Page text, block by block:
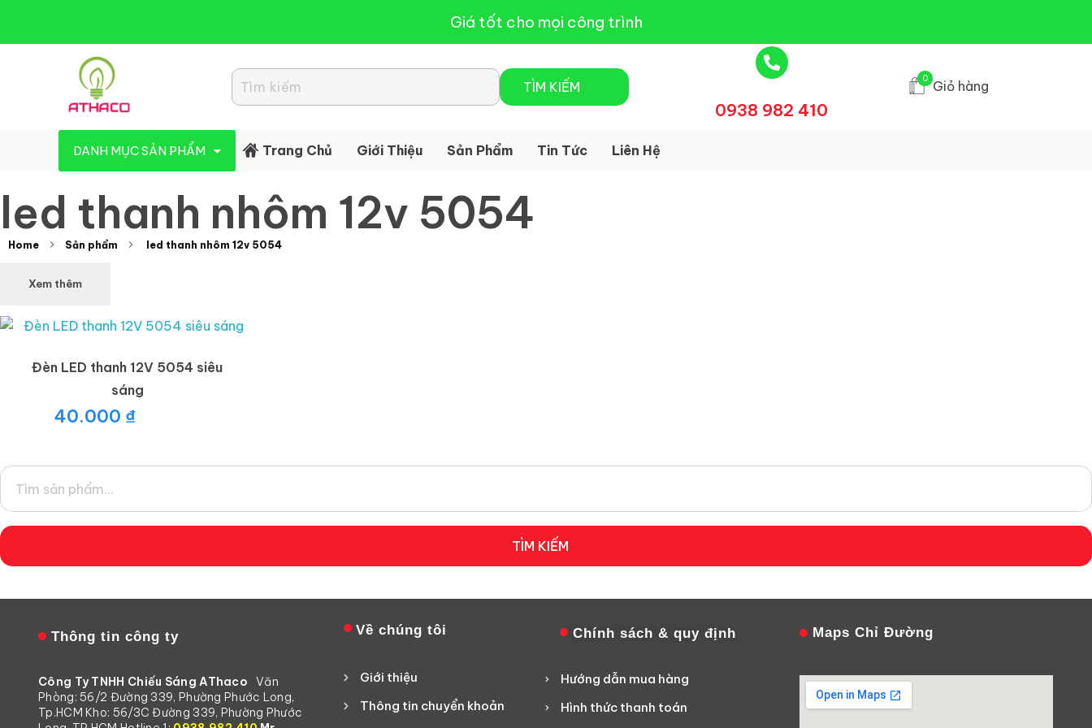
Giá tốt cho mọi công trình
Đèn Led Athaco
Đèn Led giá rẻ
0938 982 410
0 Giỏ hàng
DANH MỤC SẢN PHẨM Trang Chủ Giới Thiệu Sản Phẩm Tin Tức Liên Hệ
led thanh nhôm 12v 5054
Home Sản phẩm led thanh nhôm 12v 5054
Xem thêm
Đèn LED thanh 12V 5054 siêu
sáng
40.000 ₫
TÌM KIẾM
Thông tin công ty
Công Ty TNHH Chiếu Sáng AThaco
Văn
Phòng: 56/2 Đường 339, Phường Phước Long,
Tp.HCM Kho: 56/3C Đường 339, Phường Phước
Về chúng tôi
Giới thiệu
Thông tin chuyển khoản
Chính sách & quy định
Hướng dẫn mua hàng
Hình thức thanh toán
Maps Chỉ Đường